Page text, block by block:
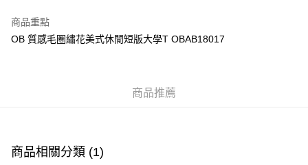
PayMe
付款後順豐站及營業點
商品重點
OB 質感毛圈繡花美式休閒短版大學T OBAB18017
商品推薦
商品相關分類 (1)